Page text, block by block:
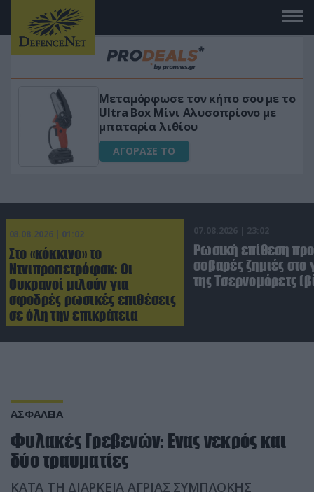
Μεταμόρφωσε τον κήπο σου με το
Ultra Box Μίνι Αλυσοπρίονο με
μπαταρία λιθίου
ΑΓΟΡΑΣΕ ΤΟ
08.08.2026 | 01:02
Στο «κόκκινο» το
Ντνιπροπετρόφσκ: Οι
Ουκρανοί μιλούν για
σφοδρές ρωσικές επιθέσεις
σε όλη την επικράτεια
07.08.2026 | 23:02
Ρωσική επίθεση
σοβαρές ζημιές στο
της Τσερνομόρετς
ΑΣΦΑΛΕΙΑ
Φυλακές Γρεβενών: Eνας νεκρός και
δύο τραυματίες
ΚΑΤΑ ΤΗ ΔΙΑΡΚΕΙΑ ΑΓΡΙΑΣ ΣΥΜΠΛΟΚΗΣ